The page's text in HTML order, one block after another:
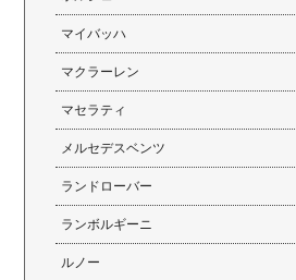
マイバッハ
マクラーレン
マセラティ
メルセデスベンツ
ランドローバー
ランボルギーニ
ルノー